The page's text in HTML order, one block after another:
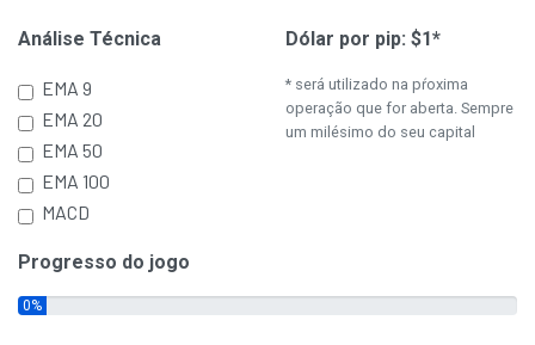
Análise Técnica
EMA 9
EMA 20
EMA 50
EMA 100
MACD
Dólar por pip: $1*
* será utilizado na pŕoxima
operação que for aberta. Sempre
um milésimo do seu capital
Progresso do jogo
0%